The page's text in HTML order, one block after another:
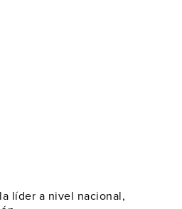
líder a nivel nacional,